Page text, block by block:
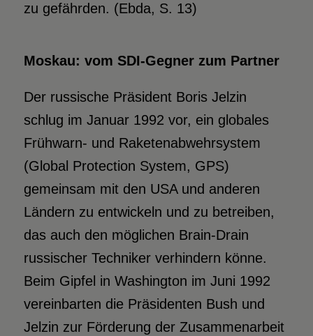
zu gefährden. (Ebda, S. 13)
Moskau: vom SDI-Gegner zum Partner
Der russische Präsident Boris Jelzin
schlug im Januar 1992 vor, ein globales
Frühwarn- und Raketenabwehrsystem
(Global Protection System, GPS)
gemeinsam mit den USA und anderen
Ländern zu entwickeln und zu betreiben,
das auch den möglichen Brain-Drain
russischer Techniker verhindern könne.
Beim Gipfel in Washington im Juni 1992
vereinbarten die Präsidenten Bush und
Jelzin zur Förderung der Zusammenarbeit